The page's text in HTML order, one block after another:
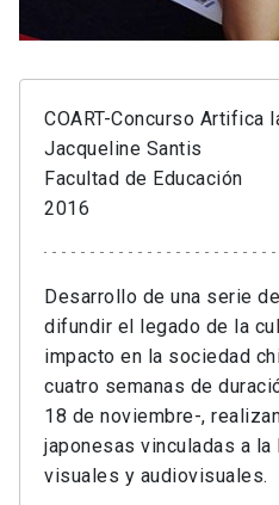
COART-Concurso Artifica
Jacqueline Santis
Facultad de Educación
2016
Desarrollo de una serie
difundir el legado de la
impacto en la sociedad
cuatro semanas de
18 de noviembre-,
japonesas vinculadas a la
visuales y audiovisuales.